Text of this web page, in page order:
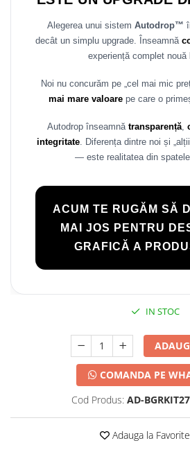
Alegerea unui sistem Autodrop™
decât un simplu upgrade. Înseamnă
experiență complet nouă
Noi nu concurăm pe „cel mai mic
mai mare valoare pe care o
Autodrop înseamnă transparență,
integritate. Diferența dintre noi și
— este realitatea din
ACUM TE RUGĂM SĂ
MAI JOS PENTRU
GRAFICĂ A
IN STOC
COMANDA PE
Cod Produs: AD-
Adauga la Favorite